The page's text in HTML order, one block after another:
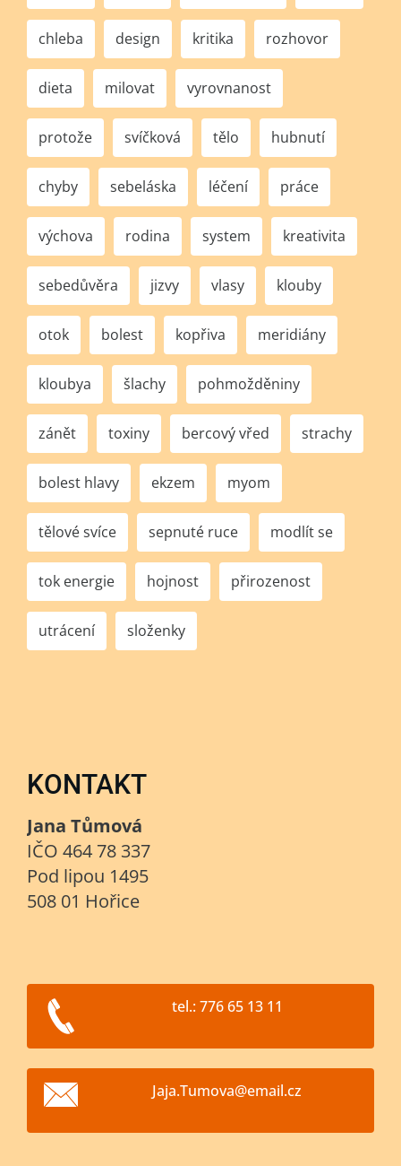
chleba design kritika rozhovor
dieta milovat vyrovnanost
protože svíčková tělo hubnutí
chyby sebeláska léčení práce
výchova rodina system kreativita
sebedůvěra jizvy vlasy klouby
otok bolest kopřiva meridiány
kloubya šlachy pohmožděniny
zánět toxiny bercový vřed strachy
bolest hlavy ekzem myom
tělové svíce sepnuté ruce modlít se
tok energie hojnost přirozenost
utrácení složenky
KONTAKT
Jana Tůmová
IČO 464 78 337
Pod lipou 1495
508 01 Hořice
tel.: 776 65 13 11
Jaja.Tumova@email.cz